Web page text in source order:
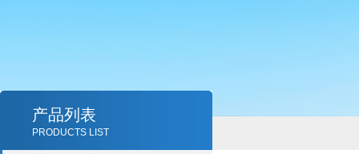
产品列表
PRODUCTS LIST